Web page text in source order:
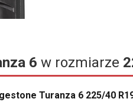
6 w rozmiarze
Turanza 6 225/40